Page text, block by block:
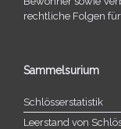
recht­li­che Folgen
Sammelsurium
Schlösserstatistik
Leerstand von